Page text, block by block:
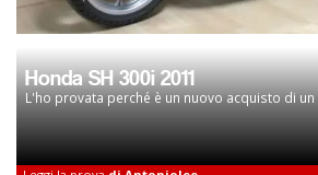
Honda SH 300i 2011
L'ho provata perché è un nuovo acquisto di